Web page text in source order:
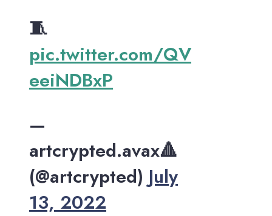
🧵
pic.twitter.com/QV
eeiNDBxP
—
artcrypted.avax🔺
(@artcrypted) July
13, 2022